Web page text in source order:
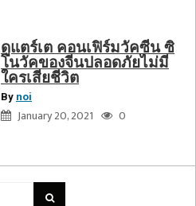
ดูแตร์เต คอนเฟิร์มวัคซีน ซิ
โนวัคของจีนปลอดภัยไม่มี
ใครเสียชีวิต
By noi
January 20, 2021 0